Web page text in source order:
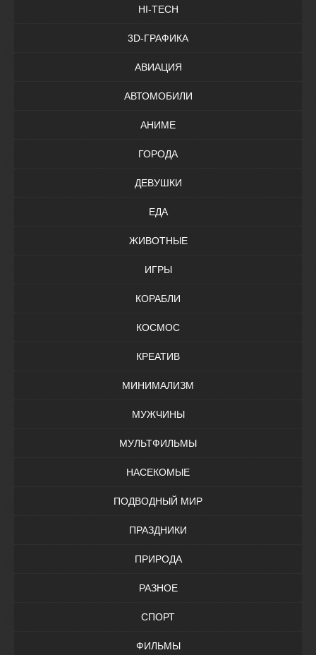
HI-TECH
3D-ГРАФИКА
АВИАЦИЯ
АВТОМОБИЛИ
АНИМЕ
ГОРОДА
ДЕВУШКИ
ЕДА
ЖИВОТНЫЕ
ИГРЫ
КОРАБЛИ
КОСМОС
КРЕАТИВ
МИНИМАЛИЗМ
МУЖЧИНЫ
МУЛЬТФИЛЬМЫ
НАСЕКОМЫЕ
ПОДВОДНЫЙ МИР
ПРАЗДНИКИ
ПРИРОДА
РАЗНОЕ
СПОРТ
ФИЛЬМЫ